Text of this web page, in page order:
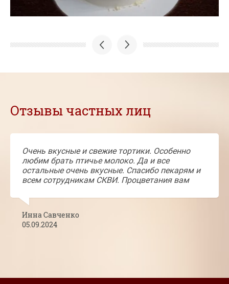
Отзывы частных лиц
Очень вкусные и свежие тортики. Особенно
любим брать птичье молоко. Да и все
остальные очень вкусные. Спасибо пекарям и
всем сотрудникам СКВИ. Процветания вам
Инна Савченко
05.09.2024